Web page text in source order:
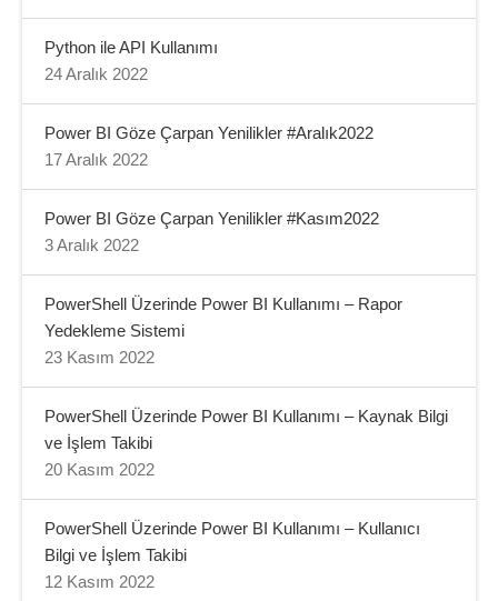
Python ile API Kullanımı
24 Aralık 2022
Power BI Göze Çarpan Yenilikler #Aralık2022
17 Aralık 2022
Power BI Göze Çarpan Yenilikler #Kasım2022
3 Aralık 2022
PowerShell Üzerinde Power BI Kullanımı – Rapor
Yedekleme Sistemi
23 Kasım 2022
PowerShell Üzerinde Power BI Kullanımı – Kaynak Bilgi
ve İşlem Takibi
20 Kasım 2022
PowerShell Üzerinde Power BI Kullanımı – Kullanıcı
Bilgi ve İşlem Takibi
12 Kasım 2022